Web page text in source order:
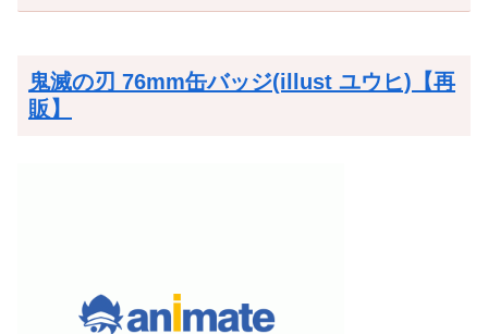
鬼滅の刃 76mm缶バッジ(illust ユウヒ)【再
販】